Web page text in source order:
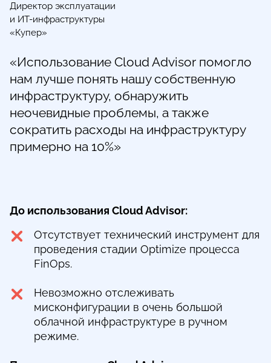
Директор эксплуатации
и ИТ-инфраструктуры
«Купер»
«Использование Cloud Advisor помогло
нам лучше понять нашу собственную
инфраструктуру, обнаружить
неочевидные проблемы, а также
сократить расходы на инфраструктуру
примерно на 10%»
До использования Cloud Advisor:
Отсутствует технический инструмент для
проведения стадии Optimize процесса
FinOps.
Невозможно отслеживать
мисконфигурации в очень большой
облачной инфраструктуре в ручном
режиме.